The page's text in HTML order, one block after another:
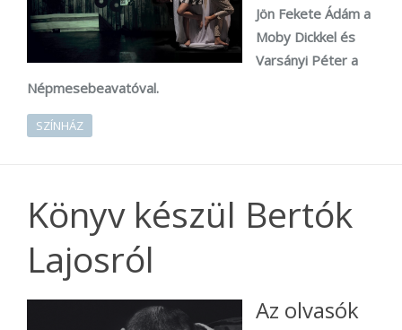
Jön Fekete Ádám a
Moby Dickkel és
Varsányi Péter a
Népmesebeavatóval.
SZÍNHÁZ
Könyv készül Bertók
Lajosról
Az olvasók